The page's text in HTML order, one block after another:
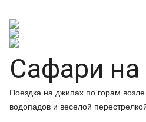
Сафари
Поездка на джипах по горам
водопадов и веселой